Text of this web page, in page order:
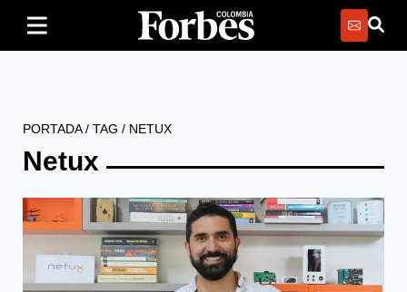
PORTADA/ TAG / NETUX
Netux